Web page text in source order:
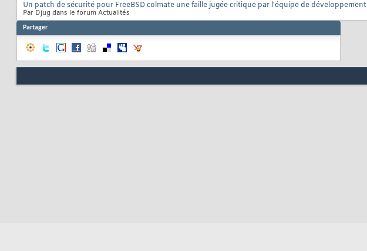
Un patch de sécurité pour FreeBSD colmate une faille jugée critique par l'équipe de développement
Par Djug dans le forum Actualités
Partager